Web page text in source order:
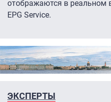
отображаются в реальном
EPG Service.
ЭКСПЕРТЫ